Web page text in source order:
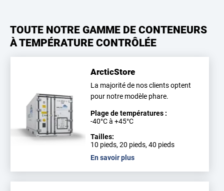
TOUTE NOTRE GAMME DE CONTENEURS
À TEMPÉRATURE CONTRÔLÉE
ArcticStore
La majorité de nos clients optent
pour notre modèle phare.
Plage de températures :
-40°C à +45°C
Tailles:
10 pieds, 20 pieds, 40 pieds
En savoir plus